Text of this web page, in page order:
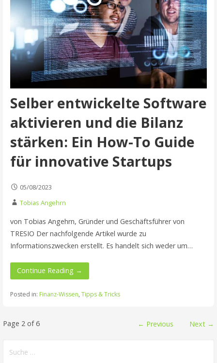
Selber entwickelte Software
aktivieren und die Bilanz
stärken: Ein How-To Guide
für innovative Startups
05/08/2023
Tobias Angehrn
von Tobias Angehrn, Gründer und Geschäftsführer von
TRESIO Der nachfolgende Artikel wurde zu
Informationszwecken erstellt. Es handelt sich weder um…
Continue Reading →
Posted in: Finanz-Wissen, Tipps & Tricks
Beitrag
navigation
Page 2 of 6 ← Previous Next →
nach: